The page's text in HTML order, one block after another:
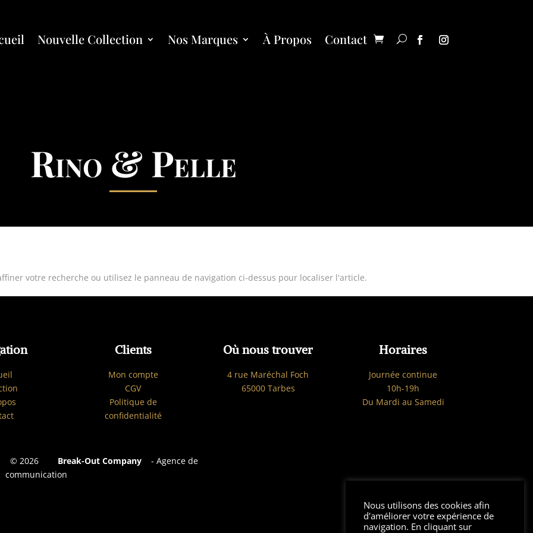
Nouvelle Collection Nos Marques À Propos Contact
Rino & Pelle
votre recherche ou utilisez le panneau de navigation ci-dessus pour localiser l'article.
Clients
Mon compte
CGV
Politique de
confidentialité
Où nous trouver
4 rue Maréchal Foch
65000 Tarbes
Horaires
Journée continue
10h-19h
Du Mardi au Samedi
© 2026 Break-Out Company
- Agence de
communication
Nous utilisons des cookies afin
d'améliorer votre expérience de
navigation. En cliquant sur